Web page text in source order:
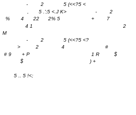
- 2
5 (<<?5 <
5 .';5 <.J K> -
2
% 4 22 2% 5 +
7
4 1
2
M
- 2
5 (<<?5 <?
> 2 4
#
# 9 + P 1 R
$
$
) +
5 .. 5 !<;